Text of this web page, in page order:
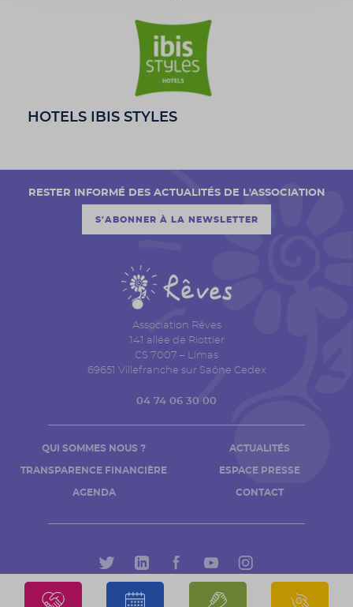
HOTELS IBIS STYLES
Association Rêves
141 allée de Riottier
CS 7007 – Limas
69651 Villefranche sur Saône Cedex
04 74 06 30 00
QUI SOMMES NOUS ?
TRANSPARENCE FINANCIÈRE
AGENDA
ACTUALITÉS
ESPACE PRESSE
CONTACT
RESTER INFORMÉ DES ACTUALITÉS DE L'ASSOCIATION
S'ABONNER À LA NEWSLETTER
Mentions légales